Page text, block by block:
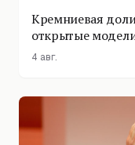
Кремниевая
открытые
4 авг.